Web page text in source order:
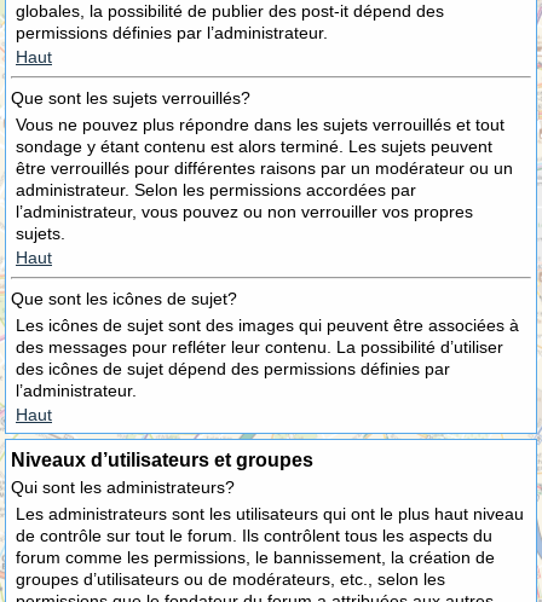
globales, la possibilité de publier des post-it dépend des
permissions définies par l’administrateur.
Haut
Que sont les sujets verrouillés?
Vous ne pouvez plus répondre dans les sujets verrouillés et tout
sondage y étant contenu est alors terminé. Les sujets peuvent
être verrouillés pour différentes raisons par un modérateur ou un
administrateur. Selon les permissions accordées par
l’administrateur, vous pouvez ou non verrouiller vos propres
sujets.
Haut
Que sont les icônes de sujet?
Les icônes de sujet sont des images qui peuvent être associées à
des messages pour refléter leur contenu. La possibilité d’utiliser
des icônes de sujet dépend des permissions définies par
l’administrateur.
Haut
Niveaux d’utilisateurs et groupes
Qui sont les administrateurs?
Les administrateurs sont les utilisateurs qui ont le plus haut niveau
de contrôle sur tout le forum. Ils contrôlent tous les aspects du
forum comme les permissions, le bannissement, la création de
groupes d’utilisateurs ou de modérateurs, etc., selon les